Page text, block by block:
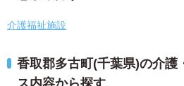
介護福祉施設
香取郡多古町(千葉県)の介護
ス内容から探す